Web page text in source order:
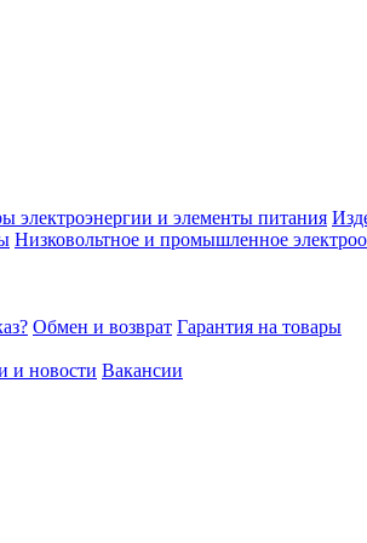
электроэнергии и элементы питания
Низковольтное и промышленное
Обмен и возврат Гарантия на товары
и новости Вакансии